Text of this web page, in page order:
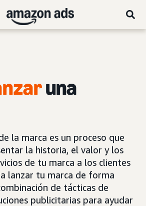
una
la marca es un proceso que
la historia, el valor y los
de tu marca a los clientes
lanzar tu marca de forma
de tácticas de
publicitarias para ayudar